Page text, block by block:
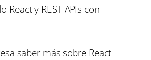
React y REST APIs con
saber más sobre React